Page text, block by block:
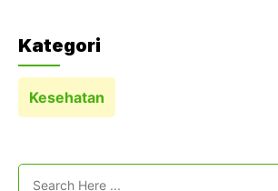
Kategori
Kesehatan
Search